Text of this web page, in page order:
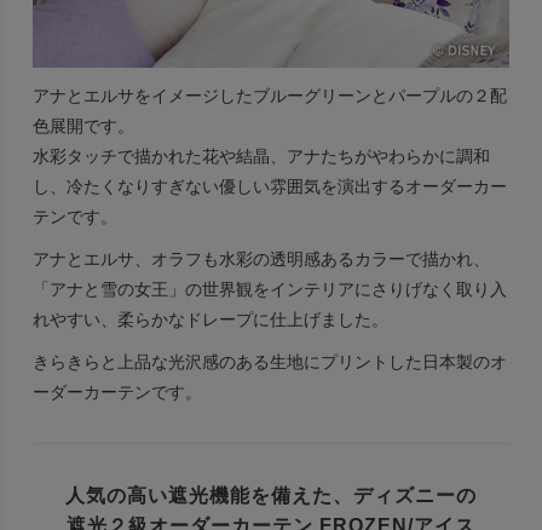
アナとエルサをイメージしたブルーグリーンとパープルの２配
色展開です。
水彩タッチで描かれた花や結晶、アナたちがやわらかに調和
し、冷たくなりすぎない優しい雰囲気を演出するオーダーカー
テンです。
アナとエルサ、オラフも水彩の透明感あるカラーで描かれ、
「アナと雪の女王」の世界観をインテリアにさりげなく取り入
れやすい、柔らかなドレープに仕上げました。
きらきらと上品な光沢感のある生地にプリントした日本製のオ
ーダーカーテンです。
人気の高い遮光機能を備えた、 ディズニーの